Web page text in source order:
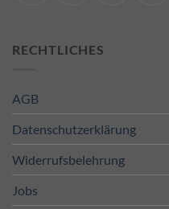
RECHTLICHES
AGB
Datenschutzerklärung
Widerrufsbelehrung
Jobs